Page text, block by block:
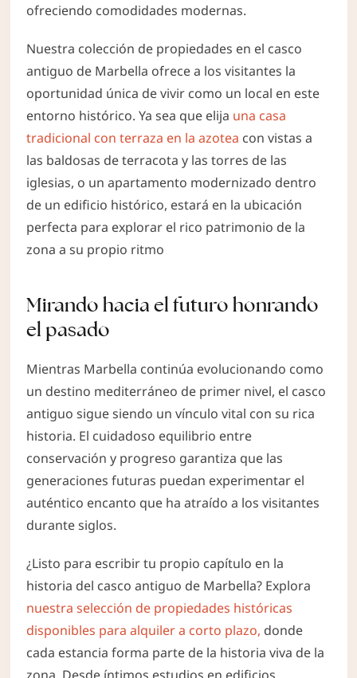
ofreciendo comodidades modernas.
Nuestra colección de propiedades en el casco
antiguo de Marbella ofrece a los visitantes la
oportunidad única de vivir como un local en este
entorno histórico. Ya sea que elija una casa
tradicional con terraza en la azotea con vistas a
las baldosas de terracota y las torres de las
iglesias, o un apartamento modernizado dentro
de un edificio histórico, estará en la ubicación
perfecta para explorar el rico patrimonio de la
zona a su propio ritmo
Mirando hacia el futuro honrando
el pasado
Mientras Marbella continúa evolucionando como
un destino mediterráneo de primer nivel, el casco
antiguo sigue siendo un vínculo vital con su rica
historia. El cuidadoso equilibrio entre
conservación y progreso garantiza que las
generaciones futuras puedan experimentar el
auténtico encanto que ha atraído a los visitantes
durante siglos.
¿Listo para escribir tu propio capítulo en la
historia del casco antiguo de Marbella? Explora
nuestra selección de propiedades históricas
disponibles para alquiler a corto plazo, donde
cada estancia forma parte de la historia viva de la